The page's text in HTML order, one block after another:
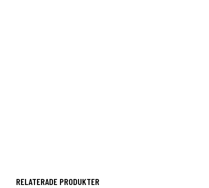
RELATERADE PRODUKTER